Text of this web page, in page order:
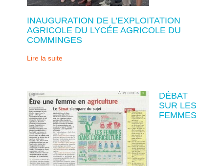
INAUGURATION DE L'EXPLOITATION
AGRICOLE DU LYCÉE AGRICOLE DU
COMMINGES
Lire la suite
DÉBAT
SUR LES
FEMMES